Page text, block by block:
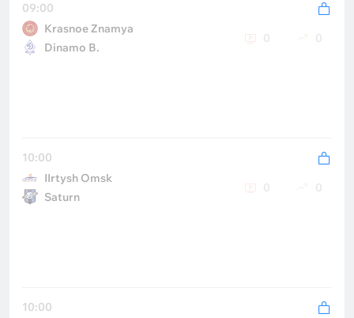
09:00
Krasnoe Znamya
Dinamo B.
0 0
10:00
IIrtysh Omsk
Saturn
0 0
10:00